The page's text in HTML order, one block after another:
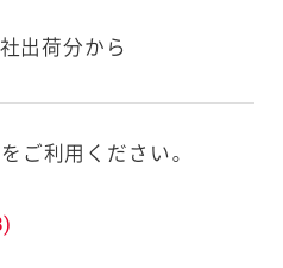
出荷分から
ご利用ください。